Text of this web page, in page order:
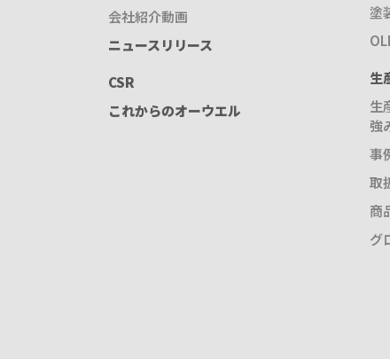
会社紹介動画
ニュースリリース
CSR
これからのオーウエル
塗
生
生
強
事
取
商
グ